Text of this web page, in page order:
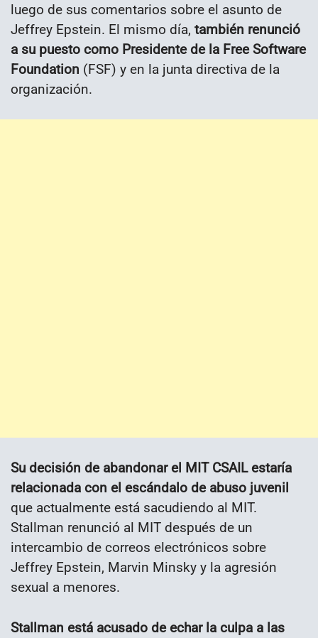
luego de sus comentarios sobre el asunto de
Jeffrey Epstein. El mismo día, también renunció
a su puesto como Presidente de la Free Software
Foundation (FSF) y en la junta directiva de la
organización.
Su decisión de abandonar el MIT CSAIL estaría
relacionada con el escándalo de abuso juvenil
que actualmente está sacudiendo al MIT.
Stallman renunció al MIT después de un
intercambio de correos electrónicos sobre
Jeffrey Epstein, Marvin Minsky y la agresión
sexual a menores.
Stallman está acusado de echar la culpa a las